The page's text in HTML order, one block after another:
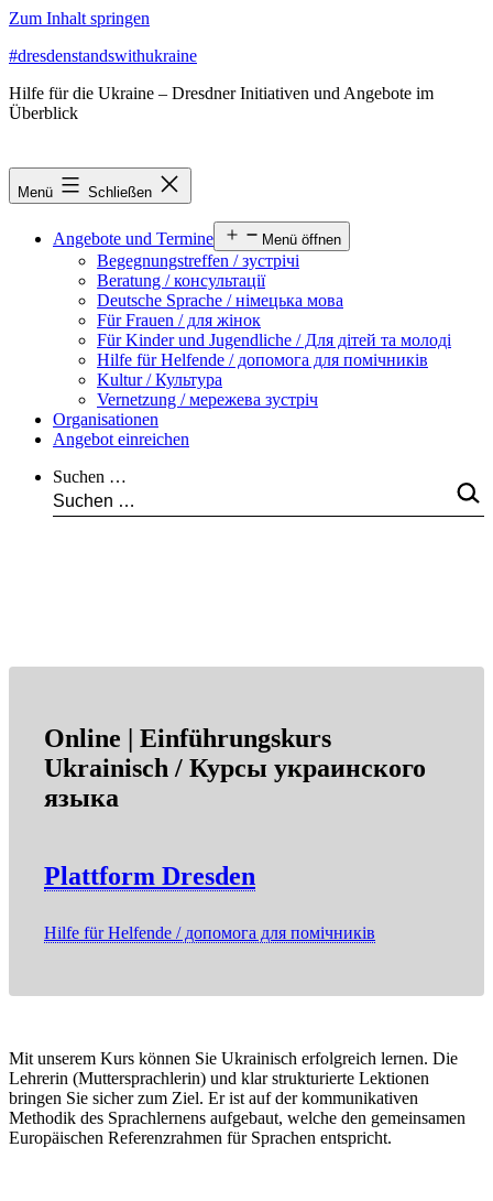
Zum Inhalt springen
#dresdenstandswithukraine
Hilfe für die Ukraine – Dresdner Initiativen und Angebote im
Überblick
Menü Schließen
Angebote und Termine Menü öffnen
Begegnungstreffen / зустрічі
Beratung / консультації
Deutsche Sprache / німецька мова
Für Frauen / для жінок
Für Kinder und Jugendliche / Для дітей та молоді
Hilfe für Helfende / допомога для помічників
Kultur / Культура
Vernetzung / мережева зустріч
Organisationen
Angebot einreichen
Suchen …
Online | Einführungskurs
Ukrainisch / Курсы украинского
языка
Plattform Dresden
Hilfe für Helfende / допомога для помічників
Mit unserem Kurs können Sie Ukrainisch erfolgreich lernen. Die
Lehrerin (Muttersprachlerin) und klar strukturierte Lektionen
bringen Sie sicher zum Ziel. Er ist auf der kommunikativen
Methodik des Sprachlernens aufgebaut, welche den gemeinsamen
Europäischen Referenzrahmen für Sprachen entspricht.